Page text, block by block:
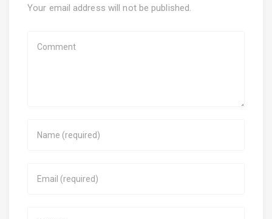
Your email address will not be published.